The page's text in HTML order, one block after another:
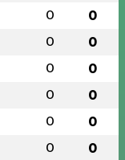
0 0
0 0
0 0
0 0
0 0
0 0